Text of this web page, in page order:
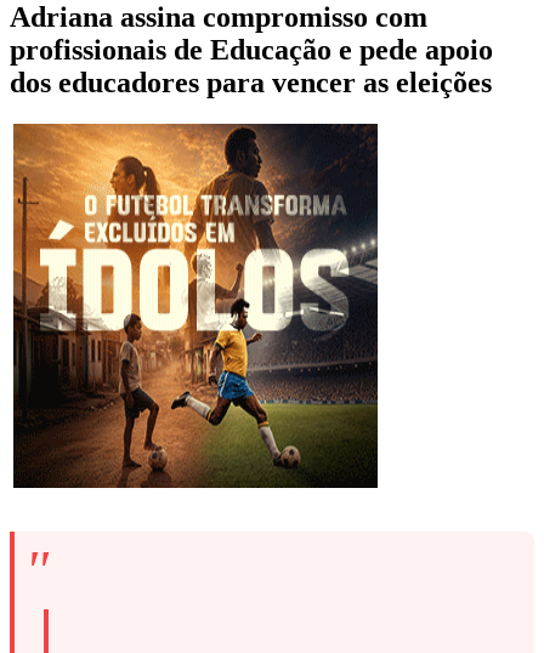
Adriana assina compromisso com
profissionais de Educação e pede apoio
dos educadores para vencer as eleições